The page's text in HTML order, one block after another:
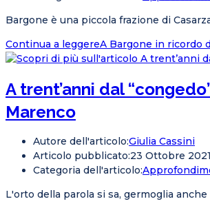
Bargone è una piccola frazione di
Continua a leggereA Bargone in ricordo
A trent’anni dal
Marenco
Autore dell'articolo:Giulia Cassini
Articolo pubblicato:23 Ottobre 2021
Categoria dell'articolo:
L'orto della parola si sa, germoglia